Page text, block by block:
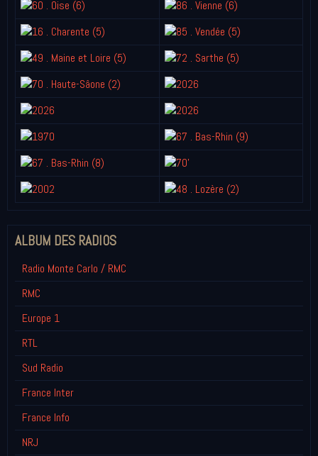
ALBUM DES RADIOS
Radio Monte Carlo / RMC
RMC
Europe 1
RTL
Sud Radio
France Inter
France Info
NRJ